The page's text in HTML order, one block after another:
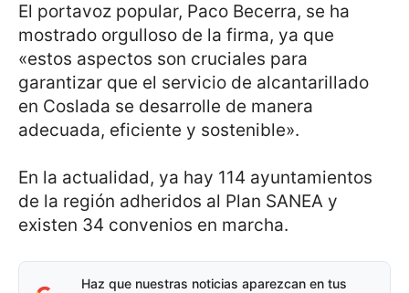
El portavoz popular, Paco Becerra, se ha
mostrado orgulloso de la firma, ya que
«estos aspectos son cruciales para
garantizar que el servicio de alcantarillado
en Coslada se desarrolle de manera
adecuada, eficiente y sostenible».
En la actualidad, ya hay 114 ayuntamientos
de la región adheridos al Plan SANEA y
existen 34 convenios en marcha.
Haz que nuestras noticias aparezcan en tus